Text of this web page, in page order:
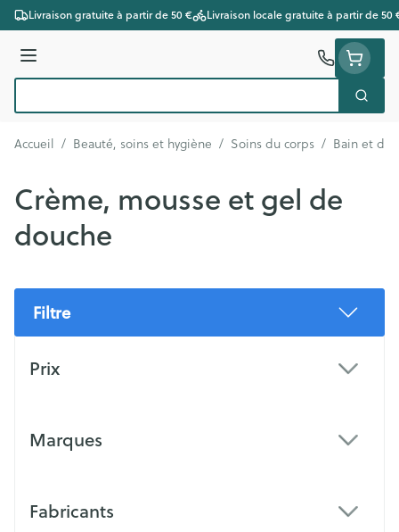
Aller au contenu
Livraison gratuite à partir de 50 € Livraison locale gratuite à partir de 50
Menu
Accueil / Beauté, soins et hygiène / Soins du corps / Bain et
Crème, mousse et gel de
douche
Filtre
Prix
Marques
Fabricants